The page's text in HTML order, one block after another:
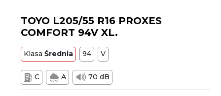
TOYO L205/55 R16 PROXES
COMFORT 94V XL.
KlasaŚrednia 94 V
C A 70 dB